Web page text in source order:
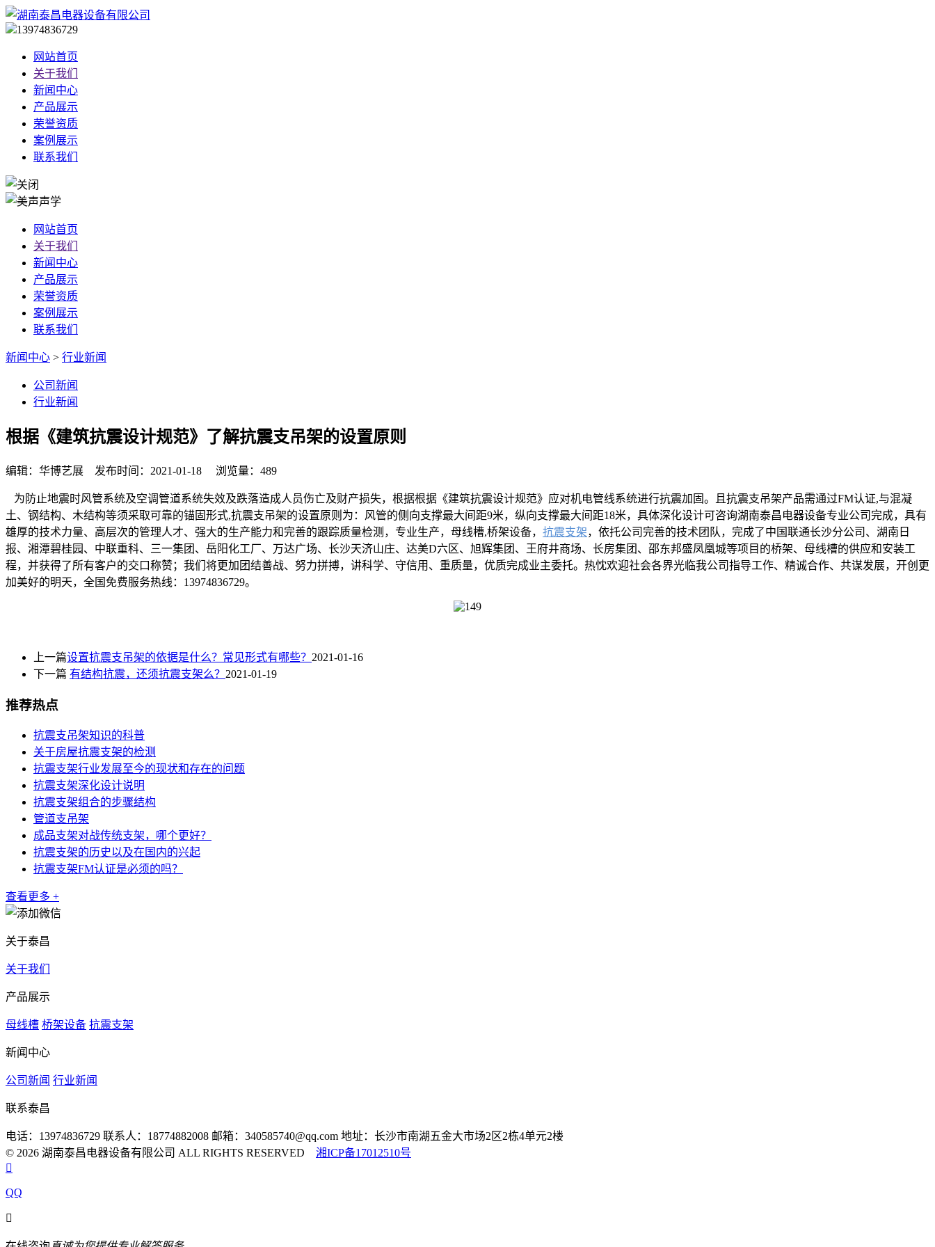
13974836729
网站首页
关于我们
新闻中心
产品展示
荣誉资质
案例展示
联系我们
网站首页
关于我们
新闻中心
产品展示
荣誉资质
案例展示
联系我们
新闻中心 > 行业新闻
公司新闻
行业新闻
根据《建筑抗震设计规范》了解抗震支吊架的设置原则
编辑：华博艺展 发布时间：2021-01-18 浏览量：489
为防止地震时风管系统及空调管道系统失效及跌落造成人员伤亡及财产损失，根据根据《建筑抗震设计规范》应对机电管线系统进行抗震加固。且抗震支吊架产品需通过FM认证,与混凝
土、钢结构、木结构等须采取可靠的锚固形式,抗震支吊架的设置原则为：风管的侧向支撑最大间距9米，纵向支撑最大间距18米，具体深化设计可咨询湖南泰昌电器设备专业公司完成，具有
雄厚的技术力量、高层次的管理人才、强大的生产能力和完善的跟踪质量检测，专业生产，母线槽,桥架设备， 抗震支架，依托公司完善的技术团队，完成了中国联通长沙分公司、湖南日
报、湘潭碧桂园、中联重科、三一集团、岳阳化工厂、万达广场、长沙天济山庄、达美D六区、旭辉集团、王府井商场、长房集团、邵东邦盛凤凰城等项目的桥架、母线槽的供应和安装工
程，并获得了所有客户的交口称赞；我们将更加团结善战、努力拼搏，讲科学、守信用、重质量，优质完成业主委托。热忱欢迎社会各界光临我公司指导工作、精诚合作、共谋发展，开创更
加美好的明天，全国免费服务热线：13974836729。
上一篇设置抗震支吊架的依据是什么？常见形式有哪些？ 2021-01-16
下一篇 有结构抗震，还须抗震支架么？ 2021-01-19
推荐热点
抗震支吊架知识的科普
关于房屋抗震支架的检测
抗震支架行业发展至今的现状和存在的问题
抗震支架深化设计说明
抗震支架组合的步骤结构
管道支吊架
成品支架对战传统支架，哪个更好？
抗震支架的历史以及在国内的兴起
抗震支架FM认证是必须的吗？
查看更多 +
关于泰昌
关于我们
产品展示
母线槽 桥架设备 抗震支架
新闻中心
公司新闻 行业新闻
联系泰昌
电话：13974836729 联系人：18774882008 邮箱：340585740@qq.com 地址：长沙市南湖五金大市场2区2栋4单元2楼
© 2026 湖南泰昌电器设备有限公司 ALL RIGHTS RESERVED 湘ICP备17012510号

QQ
